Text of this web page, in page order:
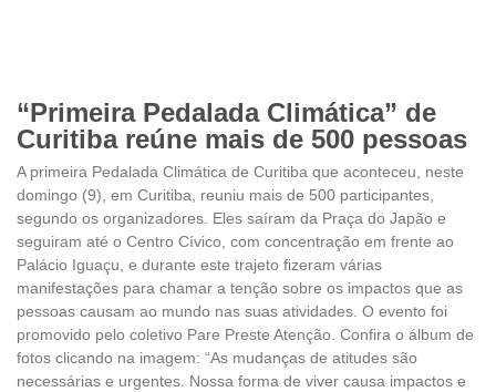
“Primeira Pedalada Climática” de
Curitiba reúne mais de 500 pessoas
A primeira Pedalada Climática de Curitiba que aconteceu, neste
domingo (9), em Curitiba, reuniu mais de 500 participantes,
segundo os organizadores. Eles saíram da Praça do Japão e
seguiram até o Centro Cívico, com concentração em frente ao
Palácio Iguaçu, e durante este trajeto fizeram várias
manifestações para chamar a tenção sobre os impactos que as
pessoas causam ao mundo nas suas atividades. O evento foi
promovido pelo coletivo Pare Preste Atenção. Confira o álbum de
fotos clicando na imagem: “As mudanças de atitudes são
necessárias e urgentes. Nossa forma de viver causa impactos e